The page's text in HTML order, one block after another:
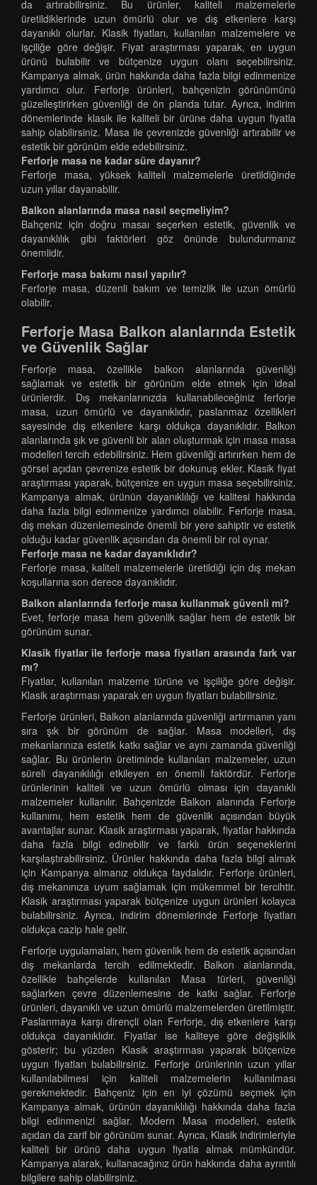
da artırabilirsiniz. Bu ürünler, kaliteli malzemelerle
üretildiklerinde uzun ömürlü olur ve dış etkenlere karşı
dayanıklı olurlar. Klasik fiyatları, kullanılan malzemelere ve
işçiliğe göre değişir. Fiyat araştırması yaparak, en uygun
ürünü bulabilir ve bütçenize uygun olanı seçebilirsiniz.
Kampanya almak, ürün hakkında daha fazla bilgi edinmenize
yardımcı olur. Ferforje ürünleri, bahçenizin görünümünü
güzelleştirirken güvenliği de ön planda tutar. Ayrıca, indirim
dönemlerinde klasik ile kaliteli bir ürüne daha uygun fiyatla
sahip olabilirsiniz. Masa ile çevrenizde güvenliği artırabilir ve
estetik bir görünüm elde edebilirsiniz.
Ferforje masa ne kadar süre dayanır?
Ferforje masa, yüksek kaliteli malzemelerle üretildiğinde
uzun yıllar dayanabilir.
Balkon alanlarında masa nasıl seçmeliyim?
Bahçeniz için doğru masaı seçerken estetik, güvenlik ve
dayanıklılık gibi faktörleri göz önünde bulundurmanız
önemlidir.
Ferforje masa bakımı nasıl yapılır?
Ferforje masa, düzenli bakım ve temizlik ile uzun ömürlü
olabilir.
Ferforje Masa Balkon alanlarında Estetik
ve Güvenlik Sağlar
Ferforje masa, özellikle balkon alanlarında güvenliği
sağlamak ve estetik bir görünüm elde etmek için ideal
ürünlerdir. Dış mekanlarınızda kullanabileceğiniz ferforje
masa, uzun ömürlü ve dayanıklıdır, paslanmaz özellikleri
sayesinde dış etkenlere karşı oldukça dayanıklıdır. Balkon
alanlarında şık ve güvenli bir alan oluşturmak için masa masa
modelleri tercih edebilirsiniz. Hem güvenliği artırırken hem de
görsel açıdan çevrenize estetik bir dokunuş ekler. Klasik fiyat
araştırması yaparak, bütçenize en uygun masa seçebilirsiniz.
Kampanya almak, ürünün dayanıklılığı ve kalitesi hakkında
daha fazla bilgi edinmenize yardımcı olabilir. Ferforje masa,
dış mekan düzenlemesinde önemli bir yere sahiptir ve estetik
olduğu kadar güvenlik açısından da önemli bir rol oynar.
Ferforje masa ne kadar dayanıklıdır?
Ferforje masa, kaliteli malzemelerle üretildiği için dış mekan
koşullarına son derece dayanıklıdır.
Balkon alanlarında ferforje masa kullanmak güvenli mi?
Evet, ferforje masa hem güvenlik sağlar hem de estetik bir
görünüm sunar.
Klasik fiyatlar ile ferforje masa fiyatları arasında fark var
mı?
Fiyatlar, kullanılan malzeme türüne ve işçiliğe göre değişir.
Klasik araştırması yaparak en uygun fiyatları bulabilirsiniz.
Ferforje ürünleri, Balkon alanlarında güvenliği artırmanın yanı
sıra şık bir görünüm de sağlar. Masa modelleri, dış
mekanlarınıza estetik katkı sağlar ve aynı zamanda güvenliği
sağlar. Bu ürünlerin üretiminde kullanılan malzemeler, uzun
süreli dayanıklılığı etkileyen en önemli faktördür. Ferforje
ürünlerinin kaliteli ve uzun ömürlü olması için dayanıklı
malzemeler kullanılır. Bahçenizde Balkon alanında Ferforje
kullanımı, hem estetik hem de güvenlik açısından büyük
avantajlar sunar. Klasik araştırması yaparak, fiyatlar hakkında
daha fazla bilgi edinebilir ve farklı ürün seçeneklerini
karşılaştırabilirsiniz. Ürünler hakkında daha fazla bilgi almak
için Kampanya almanız oldukça faydalıdır. Ferforje ürünleri,
dış mekanınıza uyum sağlamak için mükemmel bir tercihtir.
Klasik araştırması yaparak bütçenize uygun ürünleri kolayca
bulabilirsiniz. Ayrıca, indirim dönemlerinde Ferforje fiyatları
oldukça cazip hale gelir.
Ferforje uygulamaları, hem güvenlik hem de estetik açısından
dış mekanlarda tercih edilmektedir. Balkon alanlarında,
özellikle bahçelerde kullanılan Masa türleri, güvenliği
sağlarken çevre düzenlemesine de katkı sağlar. Ferforje
ürünleri, dayanıklı ve uzun ömürlü malzemelerden üretilmiştir.
Paslanmaya karşı dirençli olan Ferforje, dış etkenlere karşı
oldukça dayanıklıdır. Fiyatlar ise kaliteye göre değişiklik
gösterir; bu yüzden Klasik araştırması yaparak bütçenize
uygun fiyatları bulabilirsiniz. Ferforje ürünlerinin uzun yıllar
kullanılabilmesi için kaliteli malzemelerin kullanılması
gerekmektedir. Bahçeniz için en iyi çözümü seçmek için
Kampanya almak, ürünün dayanıklılığı hakkında daha fazla
bilgi edinmenizi sağlar. Modern Masa modelleri, estetik
açıdan da zarif bir görünüm sunar. Ayrıca, Klasik indirimleriyle
kaliteli bir ürünü daha uygun fiyatla almak mümkündür.
Kampanya alarak, kullanacağınız ürün hakkında daha ayrıntılı
bilgilere sahip olabilirsiniz.